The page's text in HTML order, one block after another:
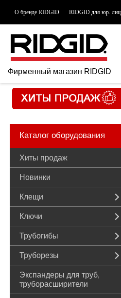
О бренде RIDGID RIDGID для юр. лиц
Фирменный магазин RIDGID
Каталог оборудования
Хиты продаж
Новинки
Клещи
Ключи
Трубогибы
Труборезы
Экспандеры для труб,
труборасширители